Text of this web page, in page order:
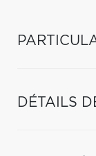
DÉTAILS